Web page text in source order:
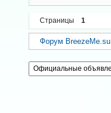
Страницы 1
Форум BreezeMe.su